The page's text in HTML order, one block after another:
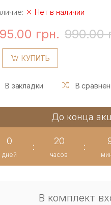
Нет в наличии
грн. 990.00
КУПИТЬ
В закладки В
До конца
0
дней
:
20
часов
:
В комплект